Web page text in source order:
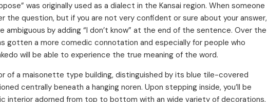
was originally used as a dialect in the Kansai region. When someone
the question, but if you are not very confident or sure about your answer,
ambiguous by adding “I don’t know” at the end of the sentence. Over the
gotten a more comedic connotation and especially for people who
will be able to experience the true meaning of the word.
of a maisonette type building, distinguished by its blue tile-covered
centrally beneath a hanging noren. Upon stepping inside, you’ll be
interior adorned from top to bottom with an wide variety of decorations,